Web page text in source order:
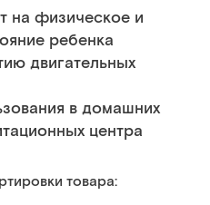
на физическое и
ребенка
двигательных
в домашних
центра
товара: